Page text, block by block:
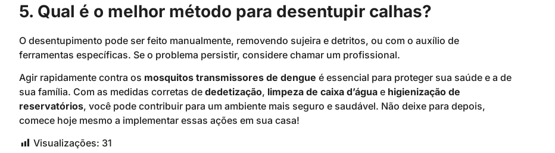
5. Qual é o melhor método para desentupir calhas?
O desentupimento pode ser feito manualmente, removendo sujeira e detritos, ou com o auxílio de
ferramentas específicas. Se o problema persistir, considere chamar um profissional.
Agir rapidamente contra os mosquitos transmissores de dengue é essencial para proteger sua saúde e a de
sua família. Com as medidas corretas de dedetização, limpeza de caixa d’água e higienização de
reservatórios, você pode contribuir para um ambiente mais seguro e saudável. Não deixe para depois,
comece hoje mesmo a implementar essas ações em sua casa!
Visualizações: 31